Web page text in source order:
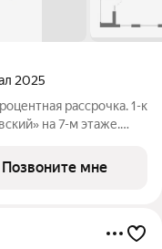
2025
рассрочка. 1-к
на 7-м этаже.
районе. Этот
Позвоните мне